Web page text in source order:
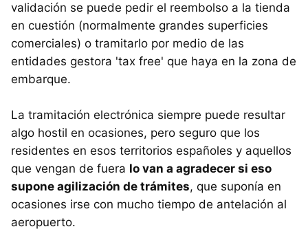
validación se puede pedir el reembolso a la tienda
en cuestión (normalmente grandes superficies
comerciales) o tramitarlo por medio de las
entidades gestora 'tax free' que haya en la zona de
embarque.
La tramitación electrónica siempre puede resultar
algo hostil en ocasiones, pero seguro que los
residentes en esos territorios españoles y aquellos
que vengan de fuera lo van a agradecer si eso
supone agilización de trámites, que suponía en
ocasiones irse con mucho tiempo de antelación al
aeropuerto.